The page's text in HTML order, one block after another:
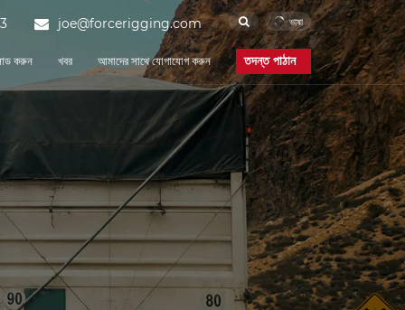
ভাষা
joe@forcerigging.com
ক্যাম বাকল স্ট্র্যাপ
Force Rigging is one of the
famous China Cam
Buckle Strap
manufacturers and Cam
Buckle Strap suppliers.
Our factory specializes in
manufacturing of Cam
Buckle Strap.
এবং প্রকৌশল শিপিং এবং পোর্ট
করুন খবর
FAQ
আমাদের সাথে যোগাযোগ করুন তদন্ত পাঠান